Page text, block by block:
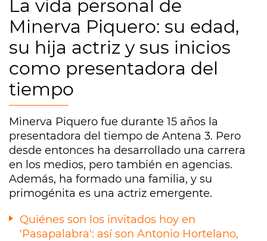
La vida personal de
Minerva Piquero: su edad,
su hija actriz y sus inicios
como presentadora del
tiempo
Minerva Piquero fue durante 15 años la
presentadora del tiempo de Antena 3. Pero
desde entonces ha desarrollado una carrera
en los medios, pero también en agencias.
Además, ha formado una familia, y su
primogénita es una actriz emergente.
Quiénes son los invitados hoy en
'Pasapalabra': así son Antonio Hortelano,